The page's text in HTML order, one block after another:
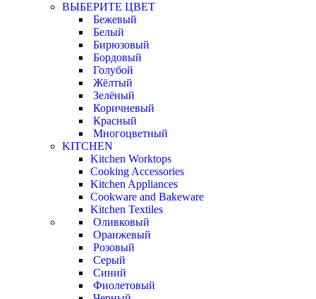
ВЫБЕРИТЕ ЦВЕТ
Бежевый
Белый
Бирюзовый
Бордовый
Голубой
Жёлтый
Зелёный
Коричневый
Красный
Многоцветный
KITCHEN
Kitchen Worktops
Cooking Accessories
Kitchen Appliances
Cookware and Bakeware
Kitchen Textiles
Оливковый
Оранжевый
Розовый
Серый
Синий
Фиолетовый